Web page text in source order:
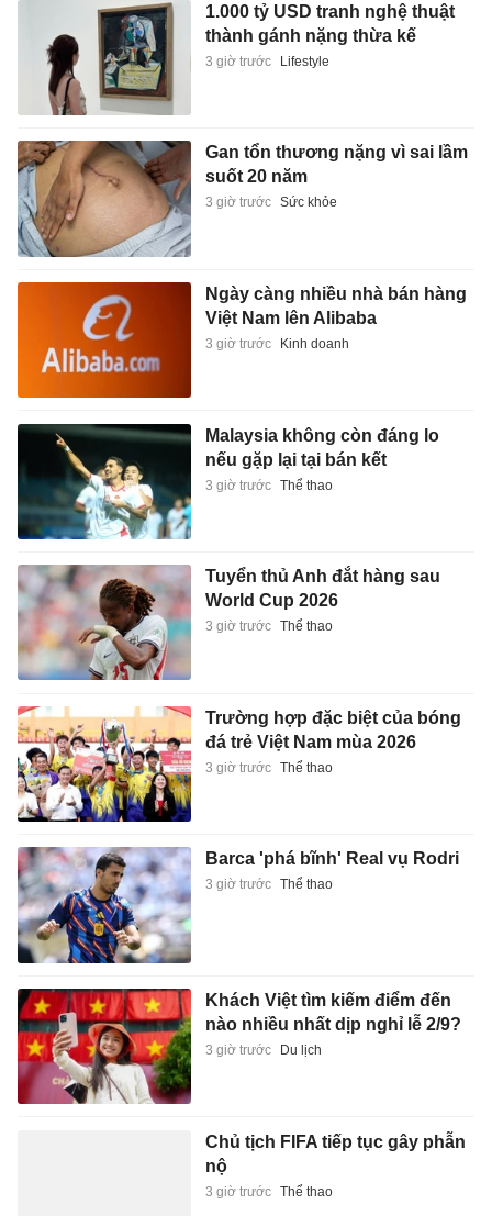
1.000 tỷ USD tranh nghệ thuật
thành gánh nặng thừa kế
3 giờ trước Lifestyle
Gan tổn thương nặng vì sai lầm
suốt 20 năm
3 giờ trước Sức khỏe
Ngày càng nhiều nhà bán hàng
Việt Nam lên Alibaba
3 giờ trước Kinh doanh
Malaysia không còn đáng lo
nếu gặp lại tại bán kết
3 giờ trước Thể thao
Tuyển thủ Anh đắt hàng sau
World Cup 2026
3 giờ trước Thể thao
Trường hợp đặc biệt của bóng
đá trẻ Việt Nam mùa 2026
3 giờ trước Thể thao
Barca 'phá bĩnh' Real vụ Rodri
3 giờ trước Thể thao
Khách Việt tìm kiếm điểm đến
nào nhiều nhất dịp nghỉ lễ 2/9?
3 giờ trước Du lịch
Chủ tịch FIFA tiếp tục gây phẫn
nộ
3 giờ trước Thể thao